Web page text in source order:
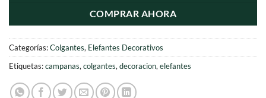
COMPRAR AHORA
Categorías:Colgantes, Elefantes Decorativos
Etiquetas:campanas,colgantes,decoracion,elefantes